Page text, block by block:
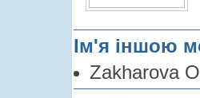
Ім'я іншою
Zakharova